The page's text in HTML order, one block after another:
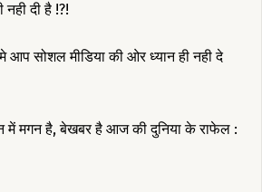
नही दी है !?!
आप सोशल मीडिया की ओर ध्यान ही नही दे
में मगन है, बेखबर है आज की दुनिया के राफेल :